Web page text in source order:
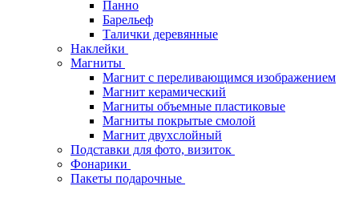
Панно
Барельеф
Талички деревянные
Наклейки
Магниты
Магнит с переливающимся изображением
Магнит керамический
Магниты объемные пластиковые
Магниты покрытые смолой
Магнит двухслойный
Подставки для фото, визиток
Фонарики
Пакеты подарочные